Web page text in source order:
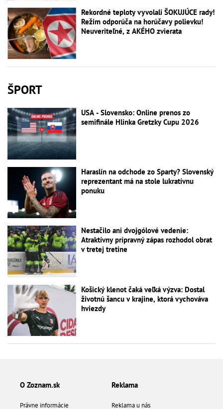
Rekordné teploty vyvolali ŠOKUJÚCE rady!
Režim odporúča na horúčavy polievku!
Neuveriteľné, z AKÉHO zvierata
ŠPORT
USA - Slovensko: Online prenos zo
semifinále Hlinka Gretzky Cupu 2026
Haraslín na odchode zo Sparty? Slovenský
reprezentant má na stole lukratívnu
ponuku
Nestačilo ani dvojgólové vedenie:
Atraktívny prípravný zápas rozhodol obrat
v tretej tretine
Košický klenot čaká veľká výzva: Dostal
životnú šancu v krajine, ktorá vychováva
hviezdy
O Zoznam.sk
Právne informácie
Reklama
Reklama u nás